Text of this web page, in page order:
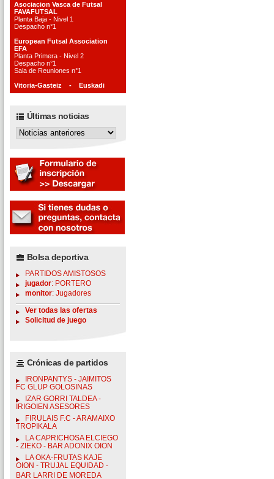
Asociacion Vasca de Futsal
FAVAFUTSAL
Planta Baja - Nivel 1
Despacho n°1
European Futsal Association
EFA
Planta Primera - Nivel 2
Despacho n°1
Sala de Reuniones n°1
Vitoria-Gasteiz - Euskadi
Últimas noticias
Bolsa deportiva
PARTIDOS AMISTOSOS
jugador: PORTERO
monitor: Jugadores
Ver todas las ofertas
Solicitud de juego
Crónicas de partidos
IRONPANTYS - JAIMITOS
FC GLUP GOLOSINAS
IZAR GORRI TALDEA -
IRIGOIEN ASESORES
FIRULAIS F.C - ARAMAIXO
TROPIKALA
LA CAPRICHOSA ELCIEGO
- ZIEKO - BAR ADONIX OION
LA OKA-FRUTAS KAJE
OION - TRUJAL EQUIDAD -
BAR LARRI DE MOREDA